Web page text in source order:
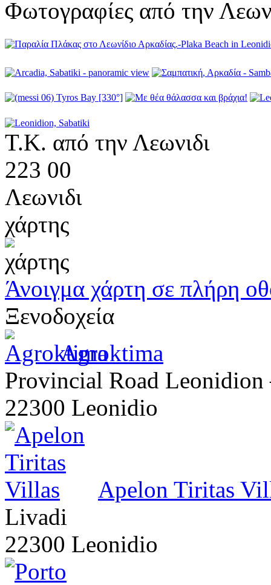
Φωτογραφίες από την
Τ.Κ. από την Λεωνιδι
223 00
Λεωνιδι
χάρτης
Άνοιγμα χάρτη σε πλήρη
Ξενοδοχεία
Agroktima
Provincial Road Leonidion
22300 Leonidio
Apelon Tiritas
Livadi
22300 Leonidio